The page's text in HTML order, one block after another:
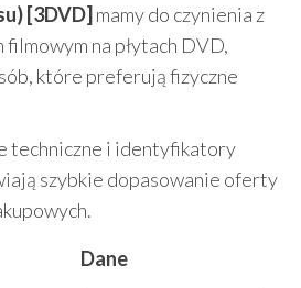
[3DVD] mamy do czynienia z
na płytach DVD,
które preferują fizyczne
techniczne i identyfikatory
szybkie dopasowanie oferty
Dane